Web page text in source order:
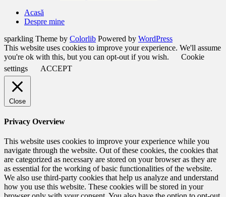
Acasă
Despre mine
sparkling Theme by Colorlib Powered by WordPress
This website uses cookies to improve your experience. We'll assume
you're ok with this, but you can opt-out if you wish.
Cookie
settings
ACCEPT
Close
Privacy Overview
This website uses cookies to improve your experience while you
navigate through the website. Out of these cookies, the cookies that
are categorized as necessary are stored on your browser as they are
as essential for the working of basic functionalities of the website.
We also use third-party cookies that help us analyze and understand
how you use this website. These cookies will be stored in your